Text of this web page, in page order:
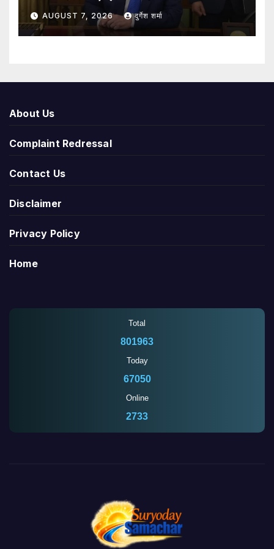
AUGUST 7, 2026 दुर्गेश शर्मा
About Us
Complaint Redressal
Contact Us
Disclaimer
Privacy Policy
Home
Total
801963
Today
67050
Online
2731